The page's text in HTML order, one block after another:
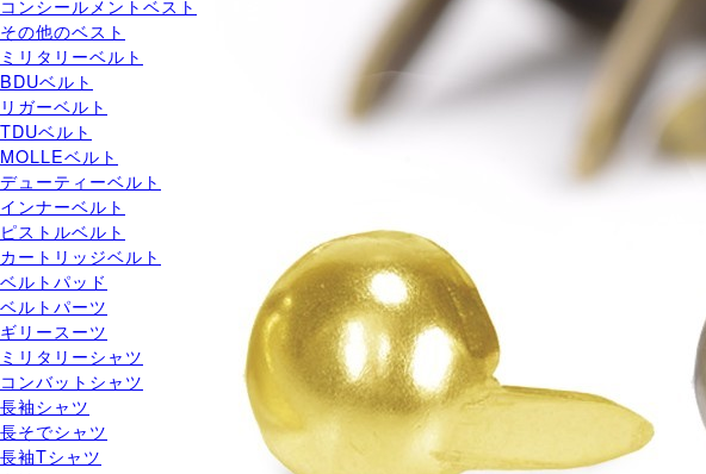
コンシールメントベスト
その他のベスト
ミリタリーベルト
BDUベルト
リガーベルト
TDUベルト
MOLLEベルト
デューティーベルト
インナーベルト
ピストルベルト
カートリッジベルト
ベルトパッド
ベルトパーツ
ギリースーツ
ミリタリーシャツ
コンバットシャツ
長袖シャツ
長そでシャツ
長袖Tシャツ